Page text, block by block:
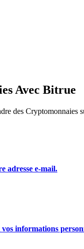
informations
Avec Bitrue
des Cryptomonnaies
adresse e-mail.
informations